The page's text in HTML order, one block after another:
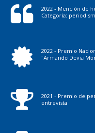
2022 - Mención de
Categoría:
2022 - Premio
"Armando Devia
2021 - Premio de
entrevista